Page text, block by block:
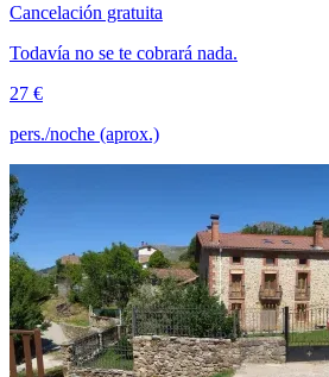
Cancelación gratuita
Todavía no se te cobrará nada.
27 €
pers./noche (aprox.)